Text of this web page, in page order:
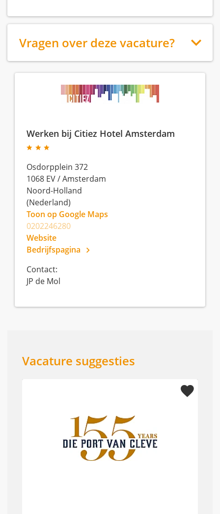
Vragen over deze vacature?
Werken bij Citiez Hotel Amsterdam
Osdorpplein 372
1068 EV/Amsterdam
Noord-Holland
(Nederland)
Toon op Google Maps
0202246280
Website
Bedrijfspagina
Contact:
JP de Mol
Vacature suggesties